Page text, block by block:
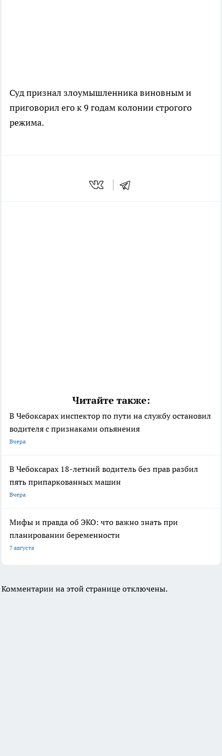
Суд признал злоумышленника виновным и
приговорил его к 9 годам колонии строгого
режима.
Читайте также:
В Чебоксарах инспектор по пути на службу остановил
водителя с признаками опьянения
Вчера
В Чебоксарах 18-летний водитель без прав разбил
пять припаркованных машин
Вчера
Мифы и правда об ЭКО: что важно знать при
планировании беременности
7 августа
Комментарии на этой странице отключены.